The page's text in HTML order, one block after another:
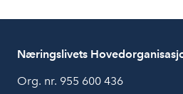
Næringslivets
Org. nr. 955 600 436